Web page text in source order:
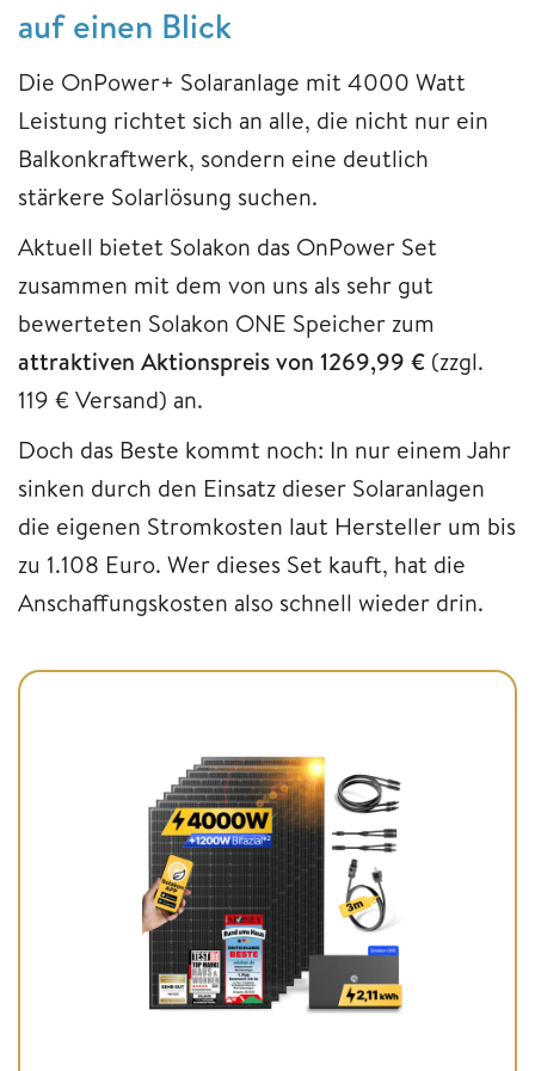
auf einen Blick
Die OnPower+ Solaranlage mit 4000 Watt
Leistung richtet sich an alle, die nicht nur ein
Balkonkraftwerk, sondern eine deutlich
stärkere Solarlösung suchen.
Aktuell bietet Solakon das OnPower Set
zusammen mit dem von uns als sehr gut
bewerteten Solakon ONE Speicher zum
attraktiven Aktionspreis von 1269,99 € (zzgl.
119 € Versand) an.
Doch das Beste kommt noch: In nur einem Jahr
sinken durch den Einsatz dieser Solaranlagen
die eigenen Stromkosten laut Hersteller um bis
zu 1.108 Euro. Wer dieses Set kauft, hat die
Anschaffungskosten also schnell wieder drin.